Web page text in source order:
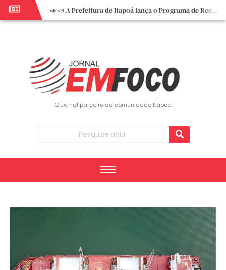
📣📣 A Prefeitura de Itapoá lança o Programa de Recuperação Fiscal (REFIS).
📢 Empreendedor do turismo, esta oportunidade é para você! Itapoá – SC.
O Jornal parceiro da comunidade Itapoá